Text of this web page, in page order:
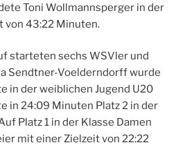
Toni Wollmannsperger in der
von 43:22 Minuten.
starteten sechs WSVler und
Sendtner-Voelderndorff wurde
in der weiblichen Jugend U20
in 24:09 Minuten Platz 2 in der
Platz 1 in der Klasse Damen
mit einer Zielzeit von 22:22